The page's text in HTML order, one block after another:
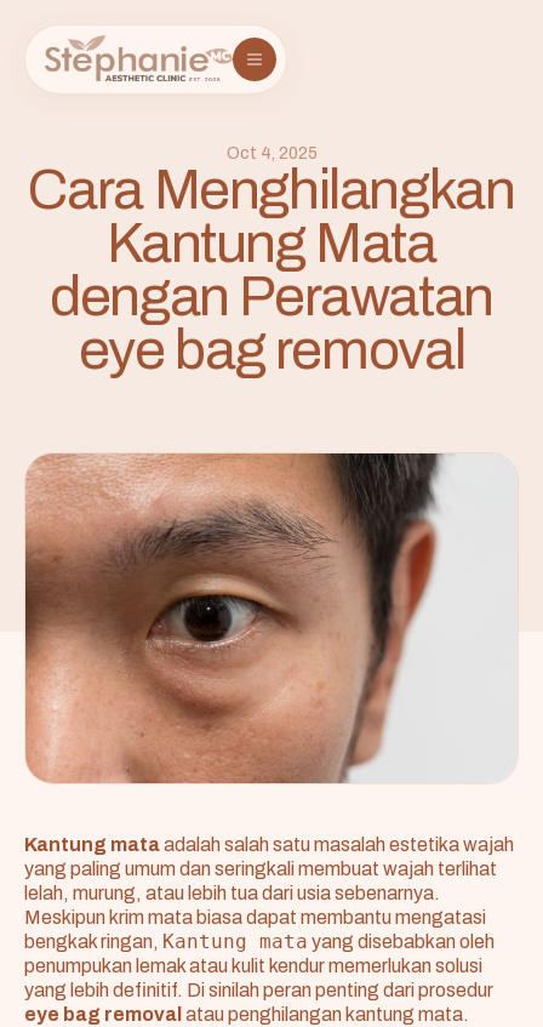
Oct 4, 2025
Cara Menghilangkan
Kantung Mata
dengan Perawatan
eye bag removal
Kantung mataadalah salah satu masalah estetika wajah
yang paling umum dan seringkali membuat wajah terlihat
lelah, murung, atau lebih tua dari usia sebenarnya.
Meskipun krim mata biasa dapat membantu mengatasi
bengkak ringan, Kantung mata yang disebabkan oleh
penumpukan lemak atau kulit kendur memerlukan solusi
yang lebih definitif. Di sinilah peran penting dari prosedur
eye bag removal atau penghilangan kantung mata.